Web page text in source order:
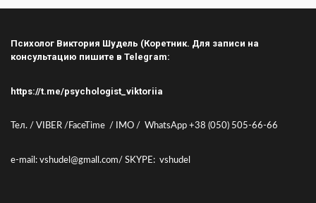
Психолог Виктория Шудель (Коретник. Для записи на
консультацию пишите в Telegram:
https://t.me/psychologist_viktoriia
Тел. / VIBER /FaceTime / IMO / WhatsApp +38 (050) 505-66-66
e-mail: vshudel@gmall.com/ SKYPE: vshudel